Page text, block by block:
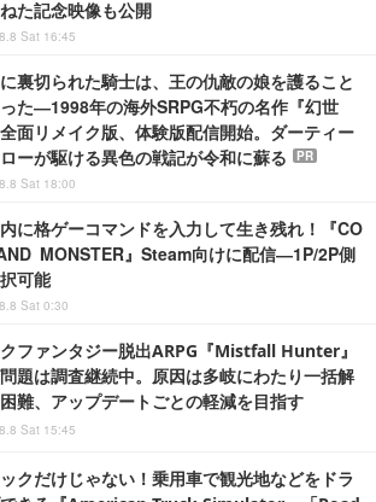
た記念映像も公開
Sat 16:45
裏切られた騎士は、王の仇敵の娘を護ること
た―1998年の海外SRPG不朽の名作『幻世
面リメイク版、体験版配信開始。ダーティー
ーが駆ける異色の戦記が令和に蘇る
PR
Sat 18:00
に格ゲーコマンドを入力して生き残れ！『CO
MONSTER』Steam向けに配信―1P/2P側
可能
Sat 0:30
ファンタジー脱出ARPG『Mistfall Hunter』
題は調査継続中。原因は多岐にわたり一括解
難、アップデートごとの軽減を目指す
Sat 15:45
ックだけじゃない！乗用車で観光地などをドラ